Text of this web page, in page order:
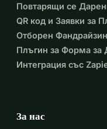
Повтарящи се
QR код и Заявки за
Отборен
Плъгин за Форма за
Интеграция със
За нас